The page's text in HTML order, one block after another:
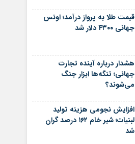
قیمت طلا به پرواز درآمد؛ اونس
جهانی ۴۳۰۰ دلار شد
هشدار درباره آینده تجارت
جهانی؛ تنگه‌ها ابزار جنگ
می‌شوند؟
افزایش نجومی هزینه تولید
لبنیات؛ شیر خام ۱۶۲ درصد گران
شد